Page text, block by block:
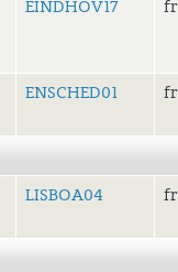
EINDHOV17
ENSCHED01
LISBOA04